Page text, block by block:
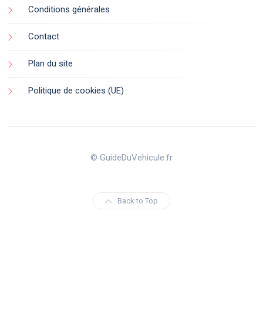
Conditions générales
Contact
Plan du site
Politique de cookies (UE)
© GuideDuVehicule.fr
Back to Top